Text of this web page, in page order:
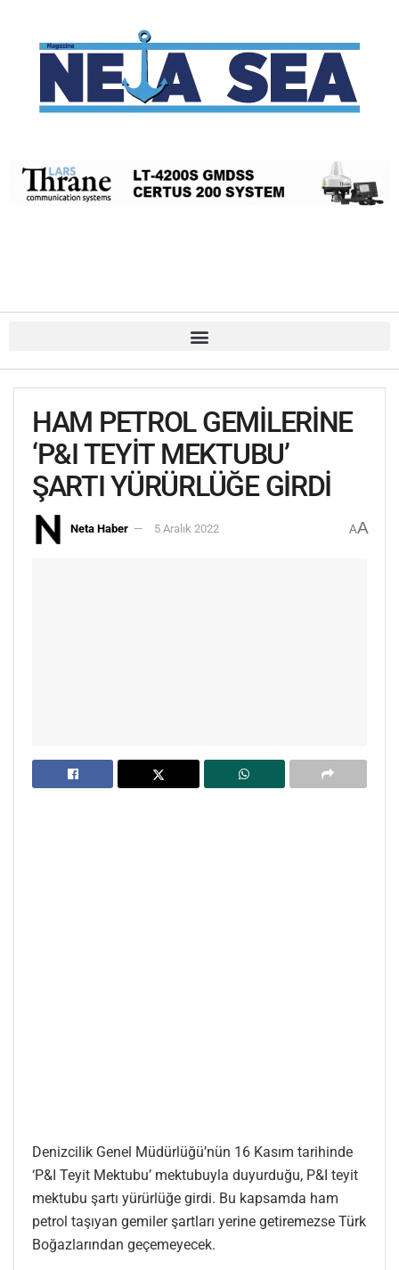
HAM PETROL GEMİLERİNE
‘P&I TEYİT MEKTUBU’
ŞARTI YÜRÜRLÜĞE GİRDİ
Neta Haber 5 Aralık 2022 AA
Denizcilik Genel Müdürlüğü’nün 16 Kasım tarihinde
‘P&I Teyit Mektubu’ mektubuyla duyurduğu, P&I teyit
mektubu şartı yürürlüğe girdi. Bu kapsamda ham
petrol taşıyan gemiler şartları yerine getiremezse Türk
Boğazlarından geçemeyecek.